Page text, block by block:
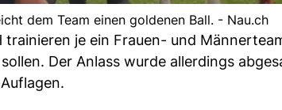
dem Team einen goldenen Ball. - Nau.ch
je ein Frauen- und
Der Anlass wurde allerdings